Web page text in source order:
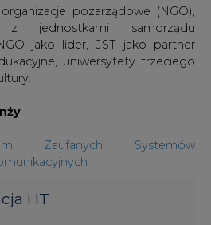
pozarządowe (NGO),
jednostkami samorządu
jako lider, JST jako partner
uniwersytety trzeciego
Zaufanych Systemów
i IT